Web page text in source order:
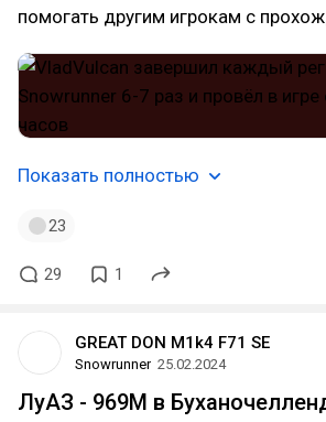
помогать другим игрокам с
Показать полностью
23
29 1
GREAT DON M1k4 F71 SE
Snowrunner 25.02.2024
ЛуАЗ - 969М в